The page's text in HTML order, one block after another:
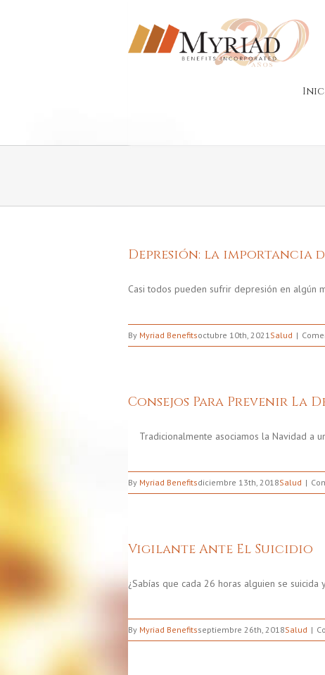
Depresión: la importancia
Casi todos pueden sufrir depresión en algún
By Myriad Benefitsoctubre 10th, 2021 Salud
Consejos Para Prevenir La
Tradicionalmente asociamos la Navidad a
By Myriad Benefitsdiciembre 13th, 2018Salud
Vigilante Ante El Suicidio
¿Sabías que cada 26 horas alguien se
By Myriad Benefitsseptiembre 26th, 2018Salud